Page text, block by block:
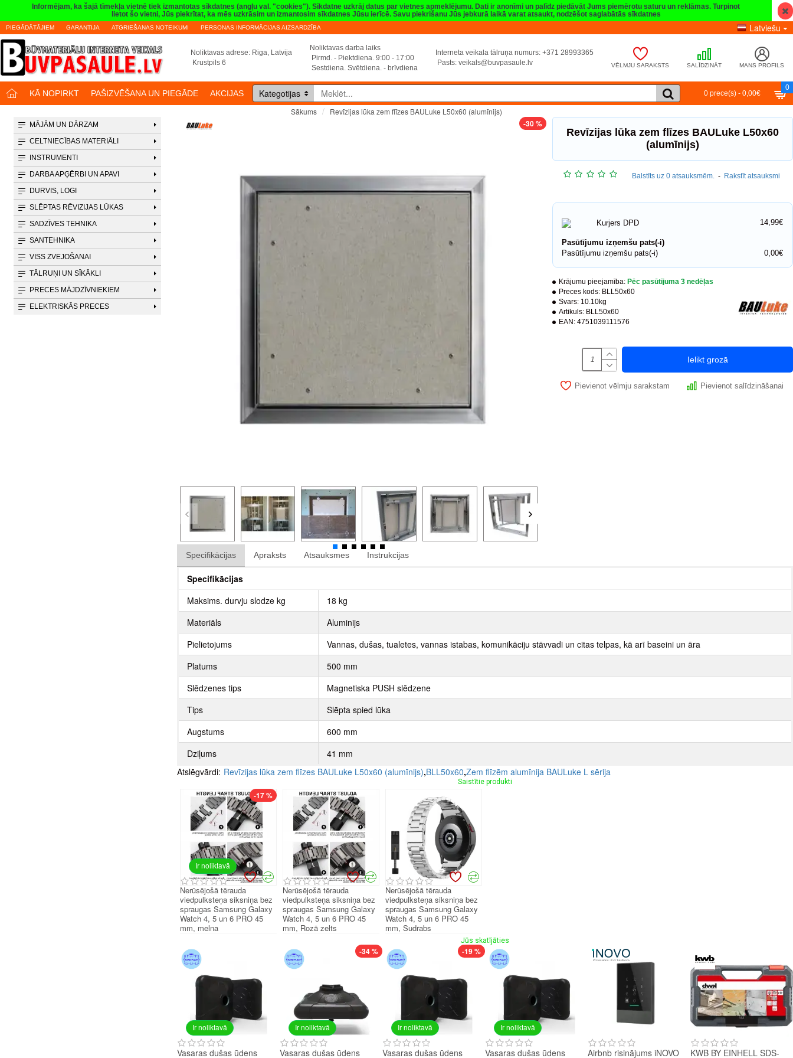
Informējam, ka šajā tīmekļa vietnē tiek izmantotas sīkdatnes (angļu val. "cookies"). Sīkdatne uzkrāj datus par vietnes apmeklējumu. Dati ir anonīmi un palīdz piedāvāt Jums piemērotu saturu un reklāmas. Turpinot
lietot šo vietni, Jūs piekrītat, ka mēs uzkrāsim un izmantosim sīkdatnes Jūsu ierīcē. Savu piekrišanu Jūs jebkurā laikā varat atsaukt, nodzēšot saglabātās sīkdatnes
PIEGĀDĀTĀJIEM GARANTIJA ATGRIEŠANAS NOTEIKUMI PERSONAS INFORMĀCIJAS AIZSARDZĪBA Latviešu
Noliktavas adrese: Riga, Latvija
Krustpils 6
Noliktavas darba laiks
Pirmd. - Piektdiena. 9:00 - 17:00
Sestdiena. Svētdiena. - brīvdiena
Interneta veikala tālruņa numurs: +371 28993365
Pasts: veikals@buvpasaule.lv VĒLMJU SARAKSTS SALĪDZINĀT MANS PROFILS
KĀ NOPIRKT PAŠIZVĒŠANA UN PIEGĀDE AKCIJAS Kategotijas 0 prece(s) - 0,00€
0
Sākums Revīzijas lūka zem flīzes BAULuke L50x60 (alumīnijs)
MĀJĀM UN DĀRZAM
CELTNIECĪBAS MATERIĀLI
INSTRUMENTI
DARBA APĢĒRBI UN APAVI
DURVIS, LOGI
SLĒPTAS RĒVIZIJAS LŪKAS
SADZĪVES TEHNIKA
SANTEHNIKA
VISS ZVEJOŠANAI
TĀLRUŅI UN SĪKĀKLI
PRECES MĀJDZĪVNIEKIEM
ELEKTRISKĀS PRECES
-30 %
Revīzijas lūka zem flīzes BAULuke L50x60
(alumīnijs)
Krājumu pieejamība: Pēc pasūtījuma 3 nedēļas
Preces kods: BLL50x60
Svars: 10.10kg
Artikuls: BLL50x60
EAN: 4751039111576
Balstīts uz 0 atsauksmēm. - Rakstīt atsauksmi
Kurjers DPD 14,99€
Pasūtījumu izņemšu pats(-i)
Pasūtījumu izņemšu pats(-i)
0,00€
Ielikt grozā
Pievienot vēlmju sarakstam Pievienot salīdzināšanai
Specifikācijas Apraksts Atsauksmes Instrukcijas
Specifikācijas
Maksims. durvju slodze kg
18 kg
Materiāls
Aluminijs
Pielietojums
Vannas, dušas, tualetes, vannas istabas, komunikāciju stāvvadi un citas telpas, kā arī baseini un āra
Platums
500 mm
Slēdzenes tips
Magnetiska PUSH slēdzene
Tips
Slēpta spied lūka
Augstums
600 mm
Dziļums
41 mm
Atslēgvārdi: Revīzijas lūka zem flīzes BAULuke L50x60 (alumīnijs),BLL50x60,Zem flīzēm alumīnija BAULuke L sērija
Saistītie produkti
Ir noliktavā
-17 %
Nerūsējošā tērauda
viedpulksteņa siksniņa bez
spraugas Samsung Galaxy
Watch 4, 5 un 6 PRO 45
mm, melna
Nerūsējošā tērauda
viedpulksteņa siksniņa bez
spraugas Samsung Galaxy
Watch 4, 5 un 6 PRO 45
mm, Rozā zelts
Nerūsējošā tērauda
viedpulksteņa siksniņa bez
spraugas Samsung Galaxy
Watch 4, 5 un 6 PRO 45
mm, Sudrabs
Jūs skatījāties
Ir noliktavā
Vasaras dušas ūdens
Ir noliktavā
-34 %
Vasaras dušas ūdens
Ir noliktavā
-19 %
Vasaras dušas ūdens
Ir noliktavā
Vasaras dušas ūdens
Airbnb risinājums iNOVO
KWB BY EINHELL SDS-